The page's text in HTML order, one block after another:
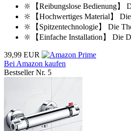
🔆【Reibungslose Bedienung】
🔆【Hochwertiges Material】
🔆【Spitzentechnologie】 Die
🔆【Einfache Installation】 Die
39,99 EUR
Bei Amazon kaufen
Bestseller Nr. 5